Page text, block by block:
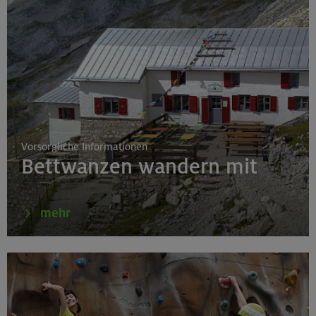
Bayerische Voralpen (Schlierseer Berge)
17./18./19.08.26
Aufbaukurs Klettern indoor (3 Termine)
München
17./18./19.08.26
Aufbaukurs Klettern indoor
16.08.26
Vorsorgliche Informationen
Bettwanzen wandern mit
mehr